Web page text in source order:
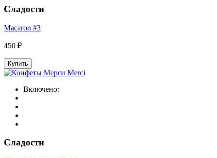
Сладости
Macaron #3
450 ₽
Купить
Включено:
Сладости